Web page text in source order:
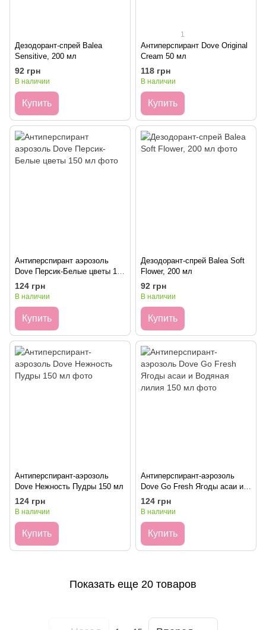
Дезодорант-спрей Balea
Sensitive, 200 мл
92 грн
В наличии
Купить
1
Антиперспирант Dove Original
Cream 50 мл
118 грн
В наличии
Купить
Антиперспирант аэрозоль
Dove Персик-Белые цветы 150
мл
124 грн
В наличии
Купить
Дезодорант-спрей Balea Soft
Flower, 200 мл
92 грн
В наличии
Купить
Антиперспирант-аэрозоль
Dove Нежность Пудры 150 мл
124 грн
В наличии
Купить
Антиперспирант-аэрозоль
Dove Go Fresh Ягоды асаи и
Водяная лилия 150 мл
124 грн
В наличии
Купить
Показать еще 20 товаров